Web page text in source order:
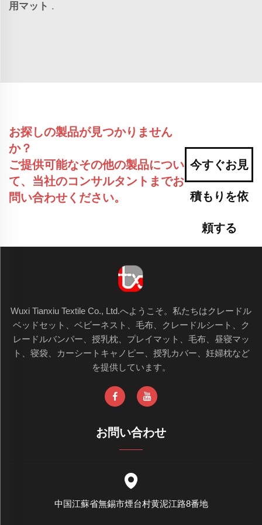
用マット .
お探しの製品が見つかりません
か？
ご提供可能なその他の製品につい
て、当社のコンサルタントまでお
問い合わせください。
今すぐお見
積もりを依
頼する
Wuxi Tianxiu Textile Co., Ltd.へようこそ。私たちはクレードル
ベッドセット、ベビーネスト、毛布、クレードルシート、ク
レードルバンパー、授乳枕、プレイマット、毛布、昼寝マッ
ト、寝袋、カーシートキャノピー、授乳カバー、妊婦枕など
を提供しています。
お問い合わせ
中国江蘇省無錫市煙台村黄泥江路8番地